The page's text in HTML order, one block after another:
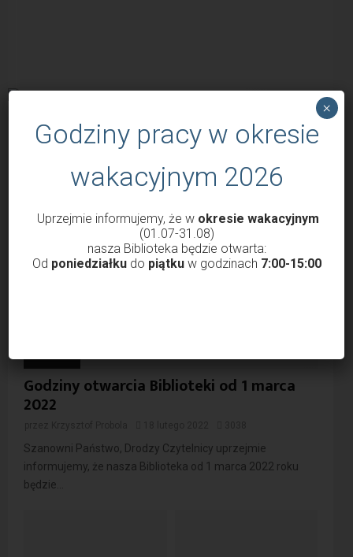
POPULARNE WPISY
Godziny otwarcia Biblioteki od 1 marca
2022
Szanowni Państwo, Drodzy Czytelnicy uprzejmie
informujemy, że nasza Biblioteka od 1 marca 2022 roku
będzie...
Godziny pracy w okresie
wakacyjnym 2026
Uprzejmie informujemy, że w okresie wakacyjnym
(01.07-31.08)
nasza Biblioteka będzie otwarta:
Od poniedziałkudo piątkuw godzinach 7:00-15:00
×